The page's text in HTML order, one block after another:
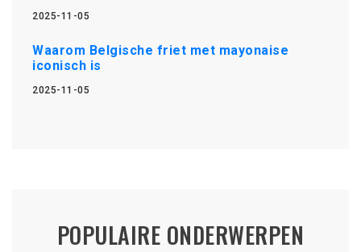
2025-11-05
Waarom Belgische friet met mayonaise
iconisch is
2025-11-05
POPULAIRE ONDERWERPEN